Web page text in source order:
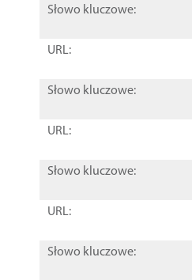
Słowo kluczowe:
URL:
Słowo kluczowe:
URL:
Słowo kluczowe:
URL:
Słowo kluczowe: